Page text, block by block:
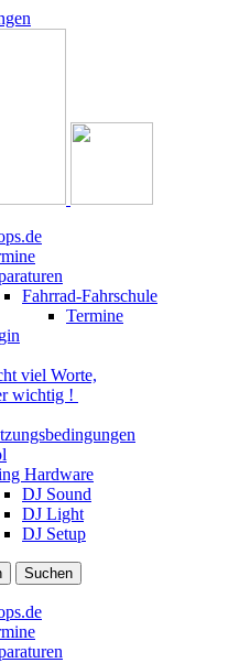
Fahrrad-Fahrschule
Termine
viel Worte,
wichtig !
Hardware
DJ Sound
DJ Light
DJ Setup
Suchen